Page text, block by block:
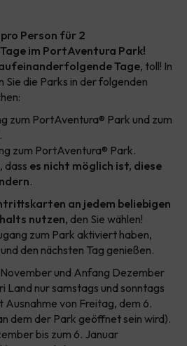
Person für 2
im PortAventura Park!
Tage, toll! In
Sie die Parks in der folgenden
zum PortAventura® Park und zum
zum PortAventura® Park.
dass es nicht möglich ist, diese
.
an jedem beliebigen
nutzen, den Sie wählen!
zum Park aktiviert haben,
den nächsten Tag genießen.
November und Anfang Dezember
Land nur samstags und sonntags
von Freitag, dem 6.
dem der Park geöffnet sein wird).
bis zum 6. Januar